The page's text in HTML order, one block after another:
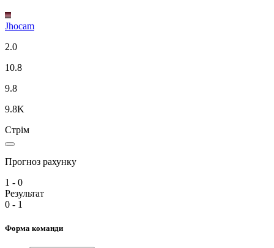
Jhocam
2.0
10.8
9.8
9.8K
Стрім
Прогноз рахунку
1 - 0
Результат
0 - 1
Форма команди